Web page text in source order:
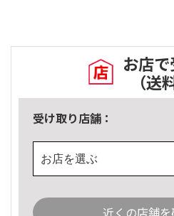
お店
（送
受け取り店舗：
お店を選ぶ